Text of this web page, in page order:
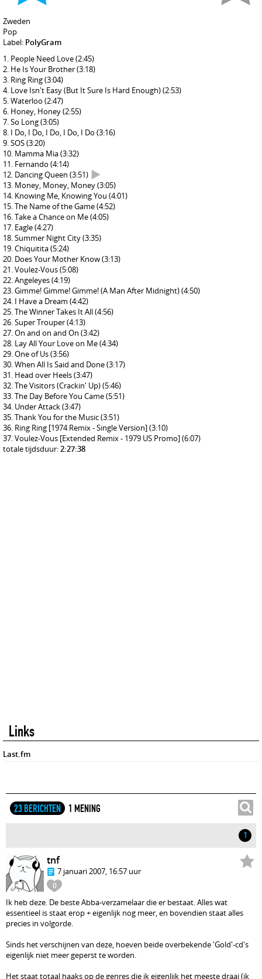
Zweden
Pop
Label: PolyGram
People Need Love(2:45)
He Is Your Brother(3:18)
Ring Ring(3:04)
Love Isn't Easy (But It Sure Is Hard Enough)(2:53)
Waterloo (2:47)
Honey, Honey(2:55)
So Long(3:05)
I Do, I Do, I Do, I Do, I Do (3:16)
SOS(3:20)
Mamma Mia(3:32)
Fernando (4:14)
Dancing Queen (3:51)
Money, Money, Money(3:05)
Knowing Me, Knowing You (4:01)
The Name of the Game(4:52)
Take a Chance on Me(4:05)
Eagle(4:27)
Summer Night City(3:35)
Chiquitita(5:24)
Does Your Mother Know(3:13)
Voulez-Vous(5:08)
Angeleyes(4:19)
Gimme! Gimme! Gimme! (A Man After Midnight)(4:50)
I Have a Dream (4:42)
The Winner Takes It All(4:56)
Super Trouper(4:13)
On and on and On (3:42)
Lay All Your Love on Me(4:34)
One of Us(3:56)
When All Is Said and Done(3:17)
Head over Heels(3:47)
The Visitors (Crackin' Up)(5:46)
The Day Before You Came(5:51)
Under Attack(3:47)
Thank You for the Music(3:51)
Ring Ring [1974 Remix - Single Version](3:10)
Voulez-Vous [Extended Remix - 1979 US Promo](6:07)
totale tijdsduur:2:27:38
Links
Last.fm
23 BERICHTEN 1 MENING
1
0
tnf
7 januari 2007, 16:57 uur
Ik heb deze. De beste Abba-verzamelaar die er bestaat. Alles wat
essentieel is staat erop + eigenlijk nog meer, en bovendien staat alles
precies in volgorde.
Sinds het verschijnen van deze, hoeven beide overbekende 'Gold'-cd's
eigenlijk niet meer geperst te worden.
Het staat totaal haaks op de genres die ik eigenlijk het meeste draai (ik